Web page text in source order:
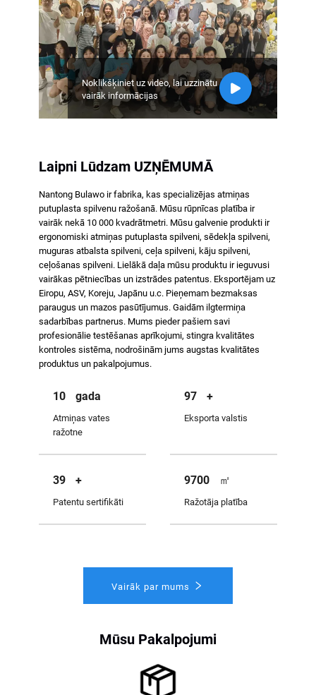
Noklikšķiniet uz video, lai uzzinātu
vairāk informācijas
Laipni Lūdzam UZŅĒMUMĀ
Nantong Bulawo ir fabrika, kas specializējas atmiņas
putuplasta spilvenu ražošanā. Mūsu rūpnīcas platība ir
vairāk nekā 10 000 kvadrātmetri. Mūsu galvenie produkti ir
ergonomiski atmiņas putuplasta spilveni, sēdekļa spilveni,
muguras atbalsta spilveni, ceļa spilveni, kāju spilveni,
ceļošanas spilveni. Lielākā daļa mūsu produktu ir ieguvusi
vairākas pētniecības un izstrādes patentus. Eksportējam uz
Eiropu, ASV, Koreju, Japānu u.c. Pieņemam bezmaksas
paraugus un mazos pasūtījumus. Gaidām ilgtermiņa
sadarbības partnerus. Mums pieder pašiem savi
profesionālie testēšanas aprīkojumi, stingra kvalitātes
kontroles sistēma, nodrošinām jums augstas kvalitātes
produktus un pakalpojumus.
10 gada
Atmiņas vates
ražotne
100 +
Eksporta valstis
40 +
Patentu sertifikāti
10000 ㎡
Ražotāja platība
Vairāk par mums
Mūsu Pakalpojumi